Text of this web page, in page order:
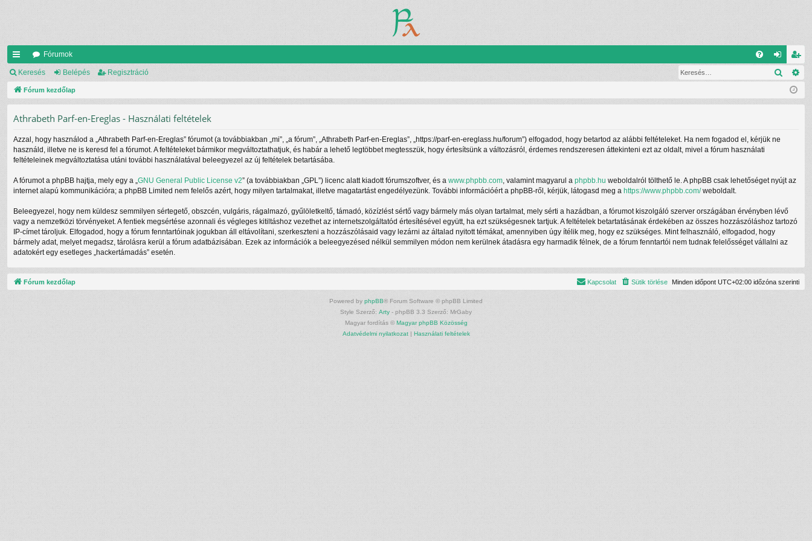
yo
rs
k
Fórumok
el eg
is
Keresés Belépés Regisztráció
Fórum kezdőlap
Athrabeth Parf-en-Ereglas - Használati feltételek
Azzal, hogy használod a „Athrabeth Parf-en-Ereglas” fórumot (a továbbiakban „mi”, „a fórum”, „Athrabeth Parf-en-Ereglas”, „https://parf-en-ereglass.hu/forum”) elfogadod, hogy betartod az alábbi feltételeket. Ha nem fogadod el, kérjük ne
használd, illetve ne is keresd fel a fórumot. A feltételeket bármikor megváltoztathatjuk, és habár a lehető legtöbbet megtesszük, hogy értesítsünk a változásról, érdemes rendszeresen áttekinteni ezt az oldalt, mivel a fórum használati
feltételeinek megváltoztatása utáni további használatával beleegyezel az új feltételek betartásába.
A fórumot a phpBB hajtja, mely egy a „ GNU General Public License v2” (a továbbiakban „GPL”) licenc alatt kiadott fórumszoftver, és a www.phpbb.com , valamint magyarul a phpbb.hu weboldalról tölthető le. A phpBB csak lehetőséget nyújt az
internet alapú kommunikációra; a phpBB Limited nem felelős azért, hogy milyen tartalmakat, illetve magatartást engedélyezünk. További információért a phpBB-ről, kérjük, látogasd meg a https://www.phpbb.com/weboldalt.
Beleegyezel, hogy nem küldesz semmilyen sértegető, obszcén, vulgáris, rágalmazó, gyűlöletkeltő, támadó, közízlést sértő vagy bármely más olyan tartalmat, mely sérti a hazádban, a fórumot kiszolgáló szerver országában érvényben lévő
vagy a nemzetközi törvényeket. A fentiek megsértése azonnali és végleges kitiltáshoz vezethet az internetszolgáltatód értesítésével együtt, ha ezt szükségesnek tartjuk. A feltételek betartatásának érdekében az összes hozzászóláshoz tartozó
IP-címet tároljuk. Elfogadod, hogy a fórum fenntartóinak jogukban áll eltávolítani, szerkeszteni a hozzászólásaid vagy lezárni az általad nyitott témákat, amennyiben úgy ítélik meg, hogy ez szükséges. Mint felhasználó, elfogadod, hogy
bármely adat, melyet megadsz, tárolásra kerül a fórum adatbázisában. Ezek az információk a beleegyezésed nélkül semmilyen módon nem kerülnek átadásra egy harmadik félnek, de a fórum fenntartói nem tudnak felelősséget vállalni az
adatokért egy esetleges „hackertámadás” esetén.
Fórum kezdőlap Minden időpont UTC+02:00 időzóna szerinti
Sütik törlése
Kapcsolat
Powered by phpBB® Forum Software © phpBB Limited
Style Szerző: Arty - phpBB 3.3 Szerző: MrGaby
Magyar fordítás © Magyar phpBB Közösség
Adatvédelmi nyilatkozat| Használati feltételek